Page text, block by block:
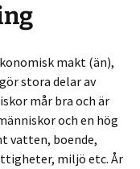
makt (än),
stora delar av
mår bra och är
och en hög
vatten, boende,
miljö etc. År